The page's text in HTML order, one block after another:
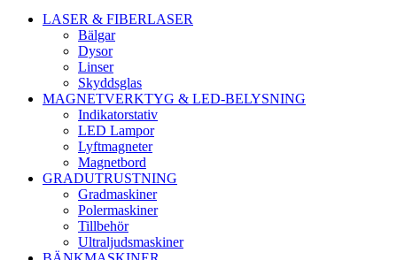
LASER & FIBERLASER
Bälgar
Dysor
Linser
Skyddsglas
MAGNETVERKTYG & LED-BELYSNING
Indikatorstativ
LED Lampor
Lyftmagneter
Magnetbord
GRADUTRUSTNING
Gradmaskiner
Polermaskiner
Tillbehör
Ultraljudsmaskiner